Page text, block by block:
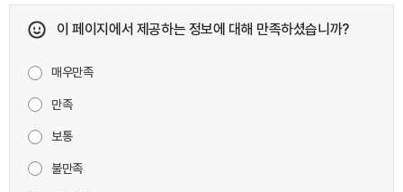
이 페이지에서 제공하는 정보에 대해 만족하셨습니까?
매우만족
만족
보통
불만족